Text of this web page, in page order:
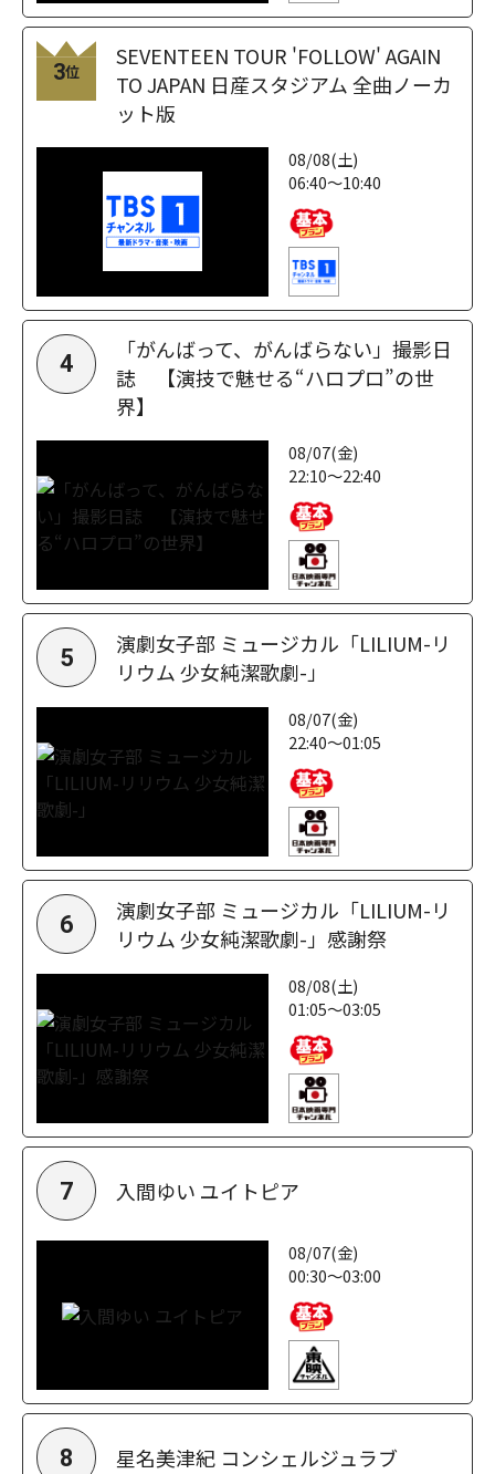
3位
SEVENTEEN TOUR 'FOLLOW' AGAIN
TO JAPAN 日産スタジアム 全曲ノーカ
ット版
08/08(土)
06:40～10:40
4
「がんばって、がんばらない」撮影日
誌 【演技で魅せる“ハロプロ”の世
界】
08/07(金)
22:10～22:40
5
演劇女子部 ミュージカル「LILIUM-リ
リウム 少女純潔歌劇-」
08/07(金)
22:40～01:05
6
演劇女子部 ミュージカル「LILIUM-リ
リウム 少女純潔歌劇-」感謝祭
08/08(土)
01:05～03:05
7 入間ゆい ユイトピア
08/07(金)
00:30～03:00
8 星名美津紀 コンシェルジュラブ